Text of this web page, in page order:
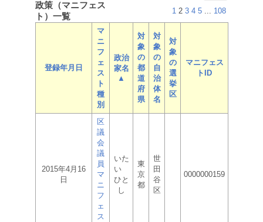
政策（マニフェス
ト）一覧
1 2 3 4 5 ... 108
登録年月日
マ
ニ
フ
ェ
ス
ト
種
別
政治
家名
▲
対
象
の
都
道
府
県
対
象
の
自
治
体
名
対
象
の
選
挙
区
マニフェス
トID
2015年4月16
日
区
議
会
議
員
マ
ニ
フ
ェ
ス
いた
い
ひと
し
東
京
都
世
田
谷
区
0000000159